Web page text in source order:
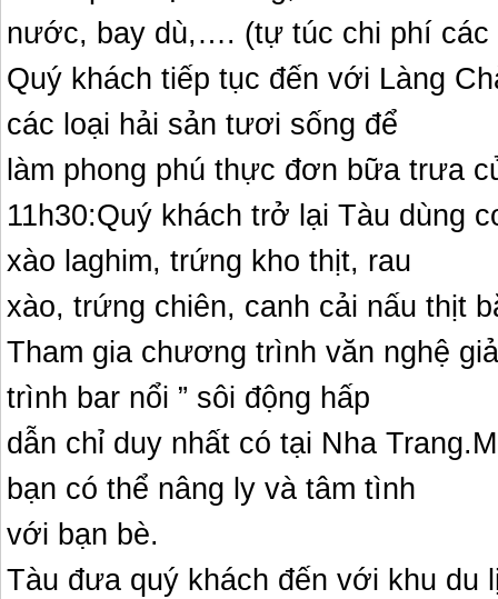
nước, bay dù,…. (tự túc chi phí các
Quý khách tiếp tục đến với Làng
các loại hải sản tươi sống để
làm phong phú thực đơn bữa trưa
11h30:Quý khách trở lại Tàu dùng
xào laghim, trứng kho thịt, rau
xào, trứng chiên, canh cải nấu thịt
Tham gia chương trình văn nghệ
trình bar nổi ” sôi động hấp
dẫn chỉ duy nhất có tại Nha
bạn có thể nâng ly và tâm tình
với bạn bè.
Tàu đưa quý khách đến với khu du